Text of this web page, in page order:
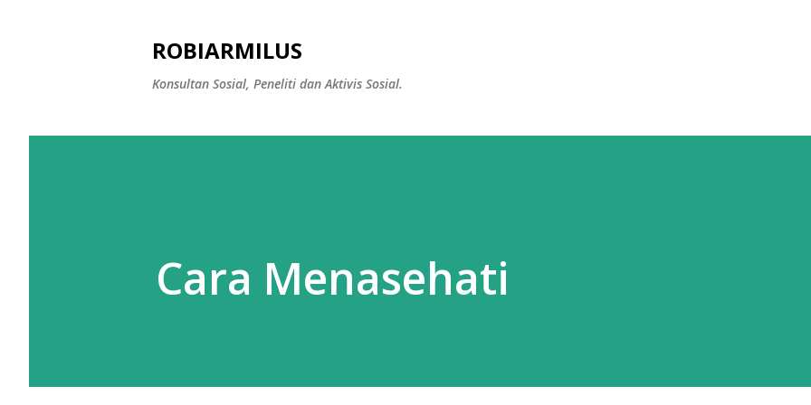
ROBIARMILUS
Konsultan Sosial, Peneliti dan Aktivis Sosial.
Cara Menasehati